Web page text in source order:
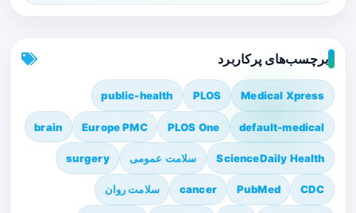
برچسب‌های پرکاربرد
Medical Xpress
PLOS
public-health
default-medical
PLOS One
Europe PMC
brain
ScienceDaily Health سلامت عمومی surgery
CDC
PubMed
cancer سلامت روان